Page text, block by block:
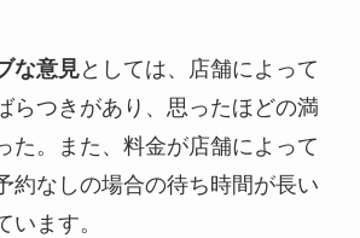
な意見としては、店舗によって
らつきがあり、思ったほどの満
た。また、料金が店舗によって
約なしの場合の待ち時間が長い
います。